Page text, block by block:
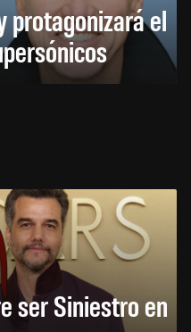
protagonizará el
ser Siniestro en